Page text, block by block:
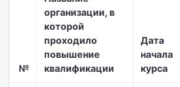
№
организации, в
которой
проходило
повышение
квалификации
Дата
начала
курса